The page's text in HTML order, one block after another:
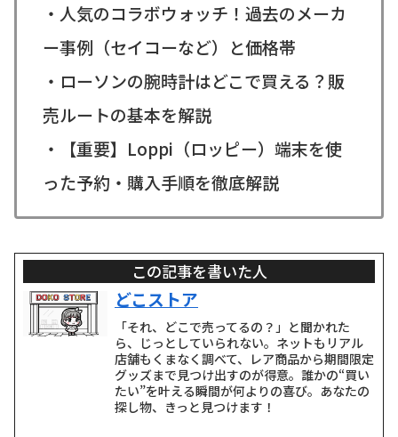
・人気のコラボウォッチ！過去のメーカ
ー事例（セイコーなど）と価格帯
・ローソンの腕時計はどこで買える？販
売ルートの基本を解説
・【重要】Loppi（ロッピー）端末を使
った予約・購入手順を徹底解説
この記事を書いた人
どこストア
「それ、どこで売ってるの？」と聞かれた
ら、じっとしていられない。ネットもリアル
店舗もくまなく調べて、レア商品から期間限定
グッズまで見つけ出すのが得意。誰かの“買い
たい”を叶える瞬間が何よりの喜び。あなたの
探し物、きっと見つけます！